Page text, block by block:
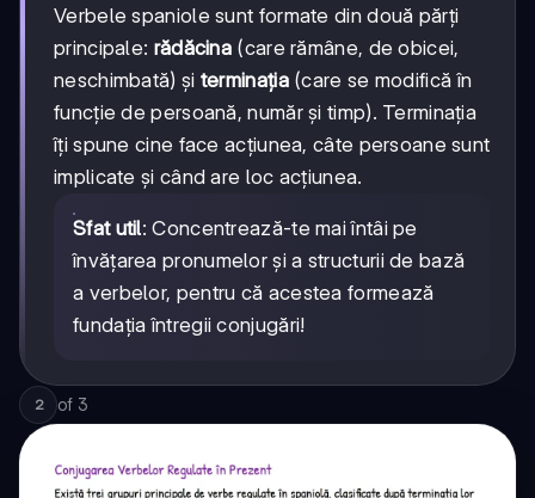
Verbele spaniole sunt formate din două părți
principale: rădăcina (care rămâne, de obicei,
neschimbată) și terminația(care se modifică în
funcție de persoană, număr și timp). Terminația
îți spune cine face acțiunea, câte persoane sunt
implicate și când are loc acțiunea.
Sfat util: Concentrează-te mai întâi pe
învățarea pronumelor și a structurii de bază
a verbelor, pentru că acestea formează
fundația întregii conjugări!
2 of 3